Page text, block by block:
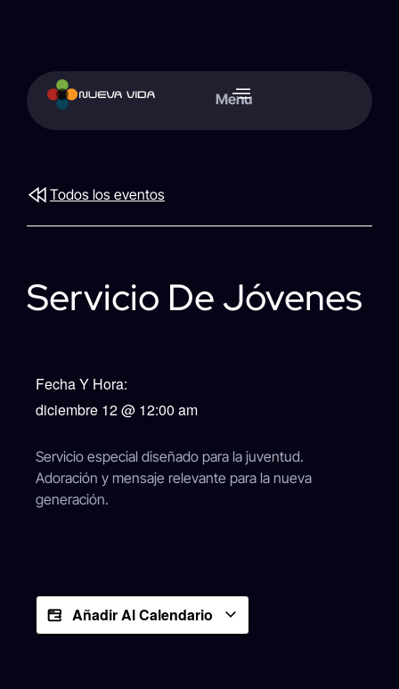
Menu
Todos los eventos
Servicio De Jóvenes
Fecha Y Hora:
diciembre 12@ 12:00 am
Servicio especial diseñado para la juventud.
Adoración y mensaje relevante para la nueva
generación.
Añadir Al Calendario